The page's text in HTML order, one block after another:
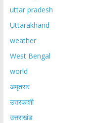
uttar pradesh
Uttarakhand
weather
West Bengal
world
अमृतसर
उत्तरकाशी
उत्तराखंड